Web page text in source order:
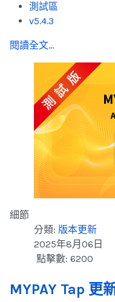
測試區
v5.4.3
閱讀全文...
細節
分類: 版本更新
2025年8月06日
點擊數: 6200
MYPAY Tap 更